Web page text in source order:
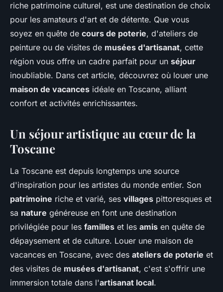
riche patrimoine culturel, est une destination de choix
pour les amateurs d'art et de détente. Que vous
soyez en quête de cours de poterie, d'ateliers de
peinture ou de visites de musées d'artisanat, cette
région vous offre un cadre parfait pour un séjour
inoubliable. Dans cet article, découvrez où louer une
maison de vacances idéale en Toscane, alliant
confort et activités enrichissantes.
Un séjour artistique au cœur de la
Toscane
La Toscane est depuis longtemps une source
d'inspiration pour les artistes du monde entier. Son
patrimoine riche et varié, ses villages pittoresques et
sa nature généreuse en font une destination
privilégiée pour les familles et les amis en quête de
dépaysement et de culture. Louer une maison de
vacances en Toscane, avec des ateliers de poterie et
des visites de musées d'artisanat, c'est s'offrir une
immersion totale dans l'artisanat local.